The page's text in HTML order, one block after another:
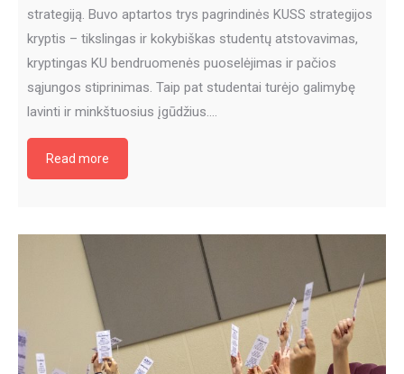
strategiją. Buvo aptartos trys pagrindinės KUSS strategijos
kryptis – tikslingas ir kokybiškas studentų atstovavimas,
kryptingas KU bendruomenės puoselėjimas ir pačios
sąjungos stiprinimas. Taip pat studentai turėjo galimybę
lavinti ir minkštuosius įgūdžius.…
Read more